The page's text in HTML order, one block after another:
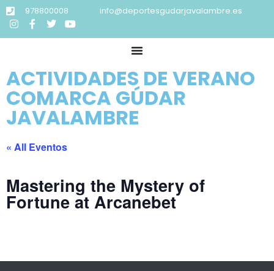
978800008 info@deportesgudarjavalambre.es
ACTIVIDADES DE VERANO
COMARCA GÚDAR
JAVALAMBRE
« All Eventos
Mastering the Mystery of
Fortune at Arcanebet